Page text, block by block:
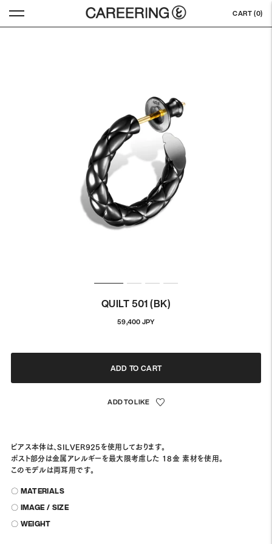
CART (0)
QUILT 501 (BK)
59,400 JPYRegular
ADD TO CART
ピアス本体は、SILVER925を使用しております。
ポスト部分は金属アレルギーを最大限考慮した 18金 素材を使用。
このモデルは両耳用です。
〇 MATERIALS
〇 IMAGE / SIZE
〇 WEIGHT